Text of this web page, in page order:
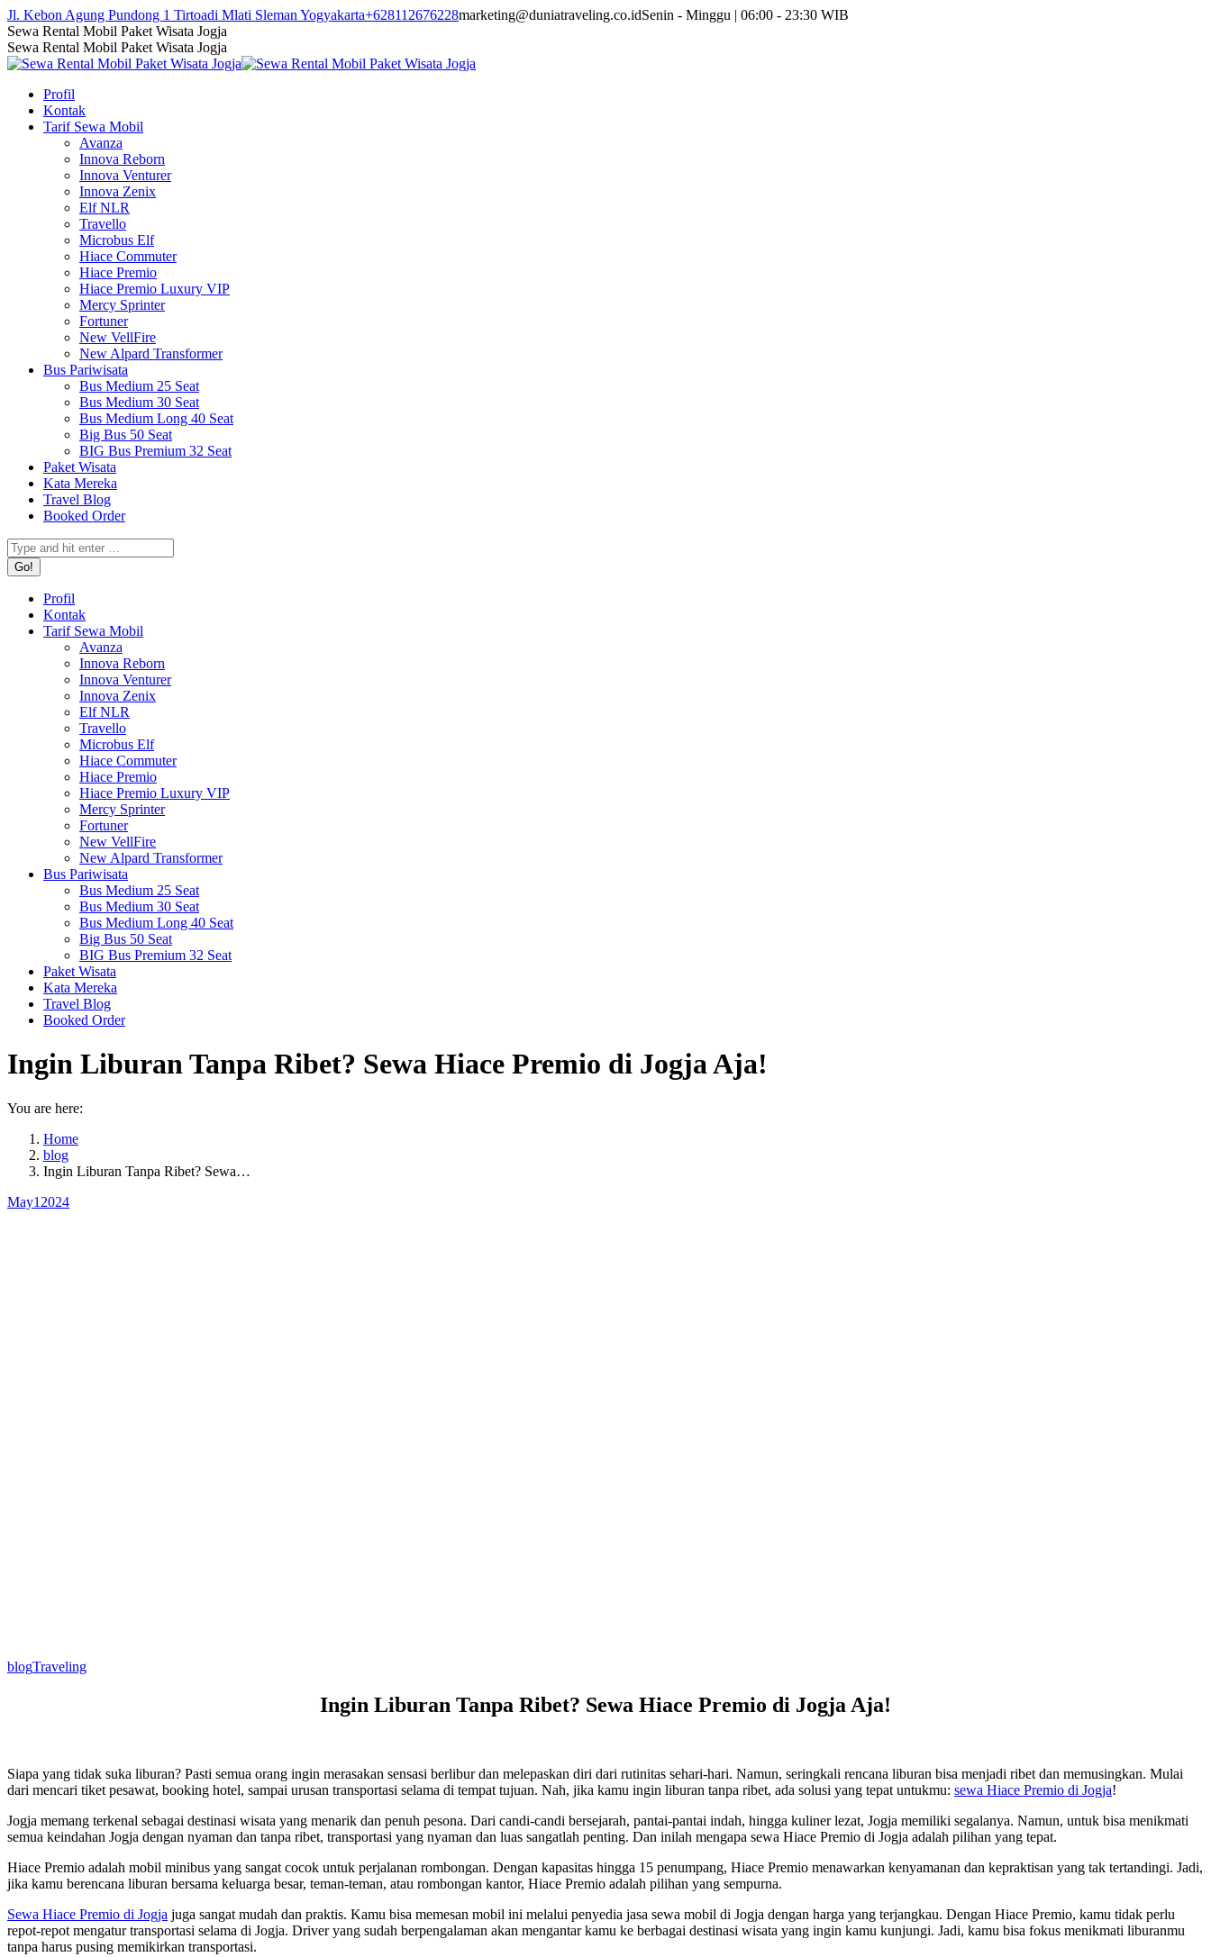
Skip
to
content
Jl. Kebon Agung Pundong 1 Tirtoadi Mlati Sleman Yogyakarta+628112676228marketing@duniatraveling.co.idSenin - Minggu | 06:00 - 23:30 WIB
Facebook
page
opens
new
window
Twitter
page
opens
new
window
Instagram
page
opens
new
window
YouTube
page
opens
new
window
Sewa Rental Mobil Paket Wisata Jogja
Sewa Rental Mobil Paket Wisata Jogja
Profil
Kontak
Tarif Sewa Mobil
Avanza
Innova Reborn
Innova Venturer
Innova Zenix
Elf NLR
Travello
Microbus Elf
Hiace Commuter
Hiace Premio
Hiace Premio Luxury VIP
Mercy Sprinter
Fortuner
New VellFire
New Alpard Transformer
Bus Pariwisata
Bus Medium 25 Seat
Bus Medium 30 Seat
Bus Medium Long 40 Seat
Big Bus 50 Seat
BIG Bus Premium 32 Seat
Paket Wisata
Kata Mereka
Travel Blog
Booked Order
Search:
Profil
Kontak
Tarif Sewa Mobil
Avanza
Innova Reborn
Innova Venturer
Innova Zenix
Elf NLR
Travello
Microbus Elf
Hiace Commuter
Hiace Premio
Hiace Premio Luxury VIP
Mercy Sprinter
Fortuner
New VellFire
New Alpard Transformer
Bus Pariwisata
Bus Medium 25 Seat
Bus Medium 30 Seat
Bus Medium Long 40 Seat
Big Bus 50 Seat
BIG Bus Premium 32 Seat
Paket Wisata
Kata Mereka
Travel Blog
Booked Order
Ingin Liburan Tanpa Ribet? Sewa Hiace Premio di Jogja Aja!
You are here:
Home
blog
Ingin Liburan Tanpa Ribet? Sewa…
May1 2024
blogTraveling
Ingin Liburan Tanpa Ribet? Sewa Hiace Premio di Jogja Aja!
Siapa yang tidak suka liburan? Pasti semua orang ingin merasakan sensasi berlibur dan melepaskan diri dari rutinitas sehari-hari. Namun, seringkali rencana liburan bisa menjadi ribet dan memusingkan. Mulai
dari mencari tiket pesawat, booking hotel, sampai urusan transportasi selama di tempat tujuan. Nah, jika kamu ingin liburan tanpa ribet, ada solusi yang tepat untukmu: sewa Hiace Premio di Jogja!
Jogja memang terkenal sebagai destinasi wisata yang menarik dan penuh pesona. Dari candi-candi bersejarah, pantai-pantai indah, hingga kuliner lezat, Jogja memiliki segalanya. Namun, untuk bisa menikmati
semua keindahan Jogja dengan nyaman dan tanpa ribet, transportasi yang nyaman dan luas sangatlah penting. Dan inilah mengapa sewa Hiace Premio di Jogja adalah pilihan yang tepat.
Hiace Premio adalah mobil minibus yang sangat cocok untuk perjalanan rombongan. Dengan kapasitas hingga 15 penumpang, Hiace Premio menawarkan kenyamanan dan kepraktisan yang tak tertandingi. Jadi,
jika kamu berencana liburan bersama keluarga besar, teman-teman, atau rombongan kantor, Hiace Premio adalah pilihan yang sempurna.
Sewa Hiace Premio di Jogja juga sangat mudah dan praktis. Kamu bisa memesan mobil ini melalui penyedia jasa sewa mobil di Jogja dengan harga yang terjangkau. Dengan Hiace Premio, kamu tidak perlu
repot-repot mengatur transportasi selama di Jogja. Driver yang sudah berpengalaman akan mengantar kamu ke berbagai destinasi wisata yang ingin kamu kunjungi. Jadi, kamu bisa fokus menikmati liburanmu
tanpa harus pusing memikirkan transportasi.